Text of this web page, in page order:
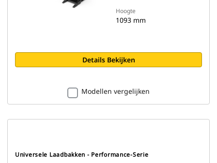
Hoogte
1093 mm
Details Bekijken
Modellen vergelijken
Universele Laadbakken - Performance-Serie